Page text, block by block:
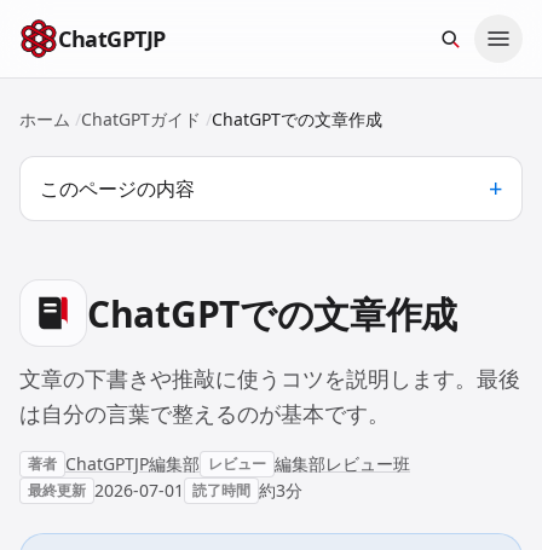
本文へスキップ
ChatGPTJP
ホーム /ChatGPTガイド /ChatGPTでの文章作成
このページの内容
ChatGPTでの文章作成
文章の下書きや推敲に使うコツを説明します。最後
は自分の言葉で整えるのが基本です。
著者 ChatGPTJP編集部 レビュー 編集部レビュー班
最終更新 2026-07-01 読了時間 約3分